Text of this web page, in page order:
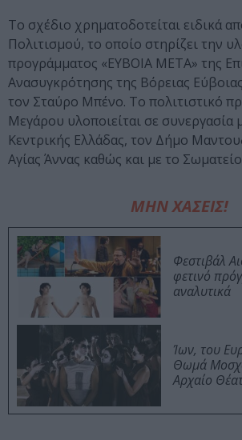
Το σχέδιο χρηματοδοτείται ειδικά
Πολιτισμού, το οποίο στηρίζει την
προγράμματος «ΕΥΒΟΙΑ ΜΕΤΑ» της
Ανασυγκρότησης της Βόρειας
τον Σταύρο Μπένο. Το πολιτιστικό
Μεγάρου υλοποιείται σε συνεργασία
Κεντρικής Ελλάδας, τον Δήμο
Αγίας Άννας καθώς και με το
ΜΗΝ ΧΑΣΕΙΣ!
Φεστιβάλ
φετινό
αναλυτικά
Ίων, του
Θωμά
Αρχαίο